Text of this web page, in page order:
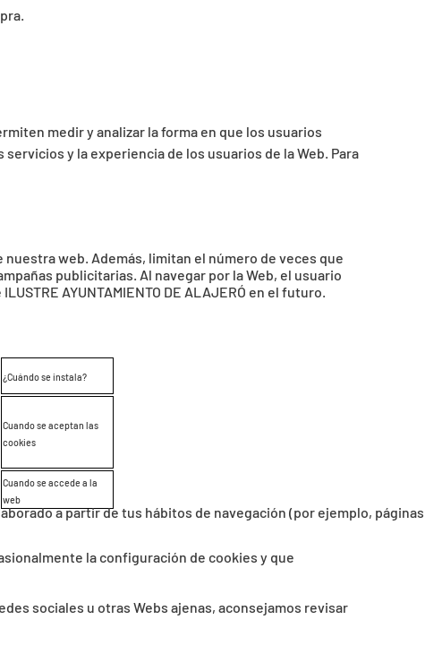
medir y analizar la forma en que los usuarios
servicios y la experiencia de los usuarios de la Web. Para
web. Además, limitan el número de veces que
publicitarias. Al navegar por la Web, el usuario
AYUNTAMIENTO DE ALAJERÓ en el futuro.
¿Cuándo se instala?
Cuando se aceptan las
cookies
Cuando se accede a la
web
la configuración de cookies y que
sociales u otras Webs ajenas, aconsejamos revisar
a partir de tus hábitos de navegación (por ejemplo, páginas